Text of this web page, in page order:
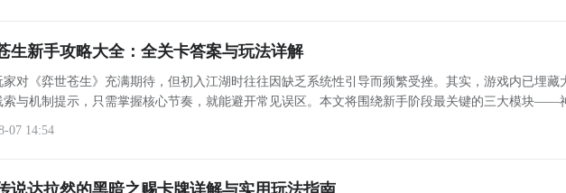
生新手攻略大全：全关卡答案与玩法详解
家对《弈世苍生》充满期待，但初入江湖时往往因缺乏系统性引导而频繁受挫。其实，游戏内已埋藏
索与机制提示，只需掌握核心节奏，就能避开常见误区。本文将围绕新手阶段最关键的三大模块——
07 14:54
说达拉然的黑暗之赐卡牌详解与实用玩法指南